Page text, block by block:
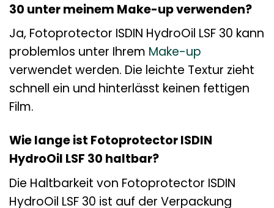
30 unter meinem Make-up verwenden?
Ja, Fotoprotector ISDIN HydroOil LSF 30 kann
problemlos unter Ihrem Make-up
verwendet werden. Die leichte Textur zieht
schnell ein und hinterlässt keinen fettigen
Film.
Wie lange ist Fotoprotector ISDIN
HydroOil LSF 30 haltbar?
Die Haltbarkeit von Fotoprotector ISDIN
HydroOil LSF 30 ist auf der Verpackung